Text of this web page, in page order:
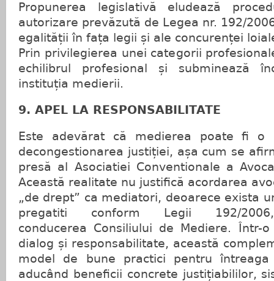
Propunerea legislativă eludează
autorizare prevăzută de Legea nr. 192/
egalității în fața legii și ale concurenței
Prin privilegierea unei categorii
echilibrul profesional și subminează
instituția medierii.
9. APEL LA RESPONSABILITATE
Este adevărat că medierea poate fi o
decongestionarea justiției, așa cum se
presă al Asociatiei Conventionale a
Această realitate nu justifică acordarea
„de drept” ca mediatori, deoarece exista
pregatiti conform Legii 192/
conducerea Consiliului de Mediere. Într-
dialog și responsabilitate, această
model de bune practici pentru întreaga
aducând beneficii concrete justițiabililor,